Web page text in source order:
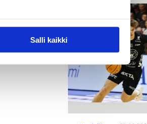
Salli kaikki